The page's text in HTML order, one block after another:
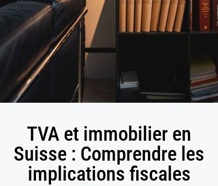
TVA et immobilier en
Suisse : Comprendre les
implications fiscales